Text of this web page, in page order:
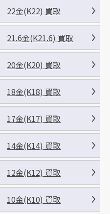
22金(K22) 買取
21.6金(K21.6) 買取
20金(K20) 買取
18金(K18) 買取
17金(K17) 買取
14金(K14) 買取
12金(K12) 買取
10金(K10) 買取